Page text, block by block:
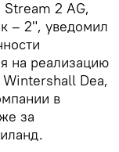
Stream 2 AG,
– 2", уведомил
на реализацию
Dea,
в
за